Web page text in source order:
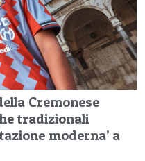
Cremonese
tradizionali
moderna’ a